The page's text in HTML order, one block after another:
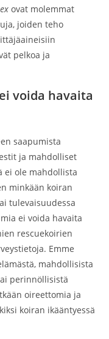
ovat molemmat
joiden teho
pelkoa ja
voida havaita
saapumista
ja mahdolliset
ei ole mahdollista
minkään koiran
tulevaisuudessa
ei voida havaita
rescuekoirien
Emme
mahdollisista
perinnöllisistä
oireettomia ja
koiran ikääntyessä